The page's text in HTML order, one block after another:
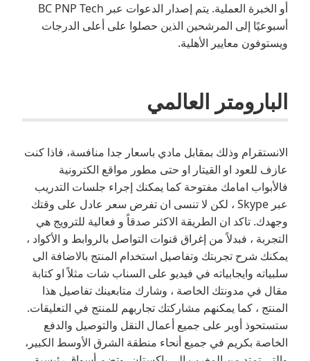
أو الخبرة العملية. يتم إصدار الدعوات عبر BC PNP Tech
أسبوعيًا إلى المرشحين الذين حصلوا على أعلى الدرجات
ويستوفون معايير الأهلية.
البارومتر العالمي
الانستقرام وذلك بمقابل مادي باسعار جدا منافسة، فاذا كنت
عازف للعود او القيتار او حتى مطور مواقع الكترونية
فالأبواب امامك مفتوحة كما يمكنك إجراء جلسات التدريب
عبر Skype ، لكن لا تنسى ان تفرض سعر عادل على وقتك
وجهدك. تاكد ان الطريقة الاكثر صدقاً و فعالية للترويج هي
التجربة ، فبدلاً من إغراق قنوات التواصل بالروابط و الأكواد ،
يمكنك شرح تجربتك وتفاصيل استخدام المنتج بالاضافة الى
سلبياته وايجابياته في فيديو على السناب شات مثلاً او كتابة
مقال في مدونتك الخاصة ، وشارك متابعينك تفاصيل هذا
المنتج ، كما يمكنهم مشاركتك تجاربهم للمنتج في التعليقات.
ستستحوذ أوبر على جميع أعمال النقل والتوصيل والدفع
الخاصة بكريم في جميع أنحاء منطقة الشرق الأوسط الكبير،